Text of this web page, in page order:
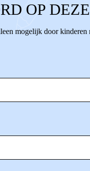
OP
mogelijk door kinderen